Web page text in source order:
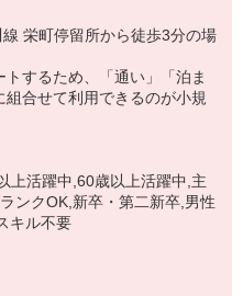
栄町停留所から徒歩3分の場
するため、「通い」「泊ま
合せて利用できるのが小規
上活躍中,60歳以上活躍中,主
ンクOK,新卒・第二新卒,男性
キル不要